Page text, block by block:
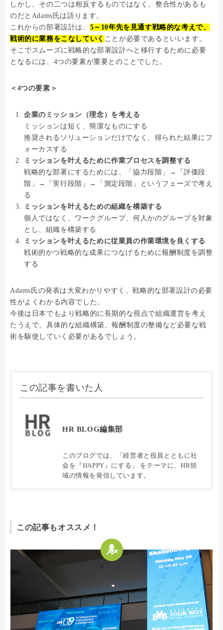
しかし、その二つは相反するものではなく、整合性があるも
のだとAdams氏は語ります。
これからの部署設計は、 5～10年先を見通す戦略的な考えで、
戦術的に業務をこなしていく ことが必要であるといいます。
そこでスムーズに戦略的な部署設計へと移行するために必要
となるには、4つの要素が重要とのことでした。
＜4つの要素＞
企業のミッション（理念）を考える
ミッションは短く、簡潔なものにする
推奨されるソリューションだけでなく、得られた結果にフ
ォーカスする
ミッションを叶えるために作業プロセスを調整する
戦略的な部署にするためには、「協力段階」→「評価段
階」→「実行段階」→「測定段階」というフェーズで考え
る
ミッションを叶えるための組織を構築する
個人ではなく、ワークグループ、何人かのグループを対象
とし、組織を構築する
ミッションを叶えるために従業員の作業環境を良くする
戦術的かつ戦略的な成果につなげるために報酬制度を調整
する
Adams氏の発表は大変わかりやすく、戦略的な部署設計の必要
性がよくわかる内容でした。
今後は日本でもより戦略的に長期的な視点で組織運営を考え
たうえで、具体的な組織構築、報酬制度の整備など必要な戦
術を駆使していく必要があるでしょう。
この記事を書いた人
HR BLOG編集部
このブログでは、「経営者と役員とともに社
会を『HAPPY』にする」 をテーマに、HR領
域の情報を発信しています。
この記事もオススメ！